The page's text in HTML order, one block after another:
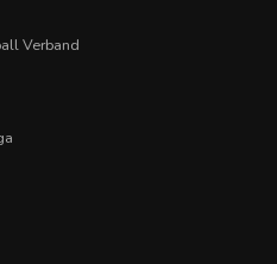
Verband